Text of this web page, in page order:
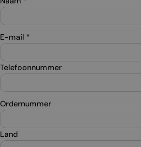
E-mail *
Telefoonnummer
Ordernummer
Land